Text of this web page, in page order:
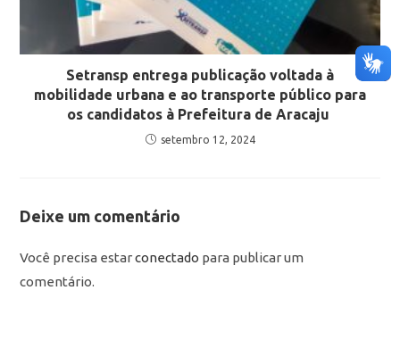
Setransp entrega publicação voltada à
mobilidade urbana e ao transporte público para
os candidatos à Prefeitura de Aracaju
setembro 12, 2024
Deixe um comentário
Você precisa estarconectado para publicar um
comentário.